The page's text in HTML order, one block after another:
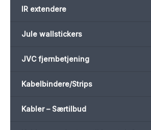
IR extendere
Jule wallstickers
JVC fjernbetjening
Kabelbindere/Strips
Kabler – Særtilbud